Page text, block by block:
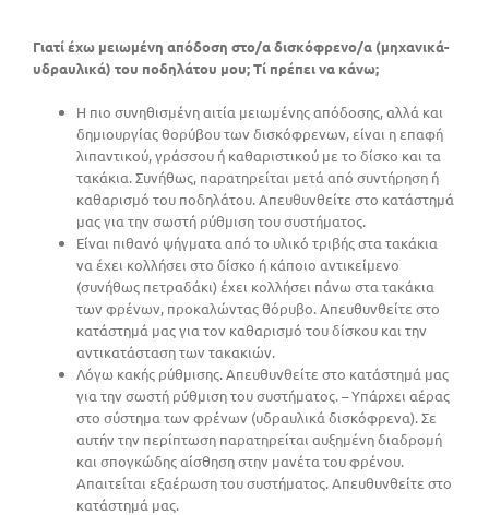
Γιατί έχω μειωμένη απόδοση στο/α δισκόφρενο/α (μηχανικά-
υδραυλικά) του ποδηλάτου μου; Τί πρέπει να κάνω;
Η πιο συνηθισμένη αιτία μειωμένης απόδοσης, αλλά και
δημιουργίας θορύβου των δισκόφρενων, είναι η επαφή
λιπαντικού, γράσσου ή καθαριστικού με το δίσκο και τα
τακάκια. Συνήθως, παρατηρείται μετά από συντήρηση ή
καθαρισμό του ποδηλάτου. Απευθυνθείτε στο κατάστημά
μας για την σωστή ρύθμιση του συστήματος.
Είναι πιθανό ψήγματα από το υλικό τριβής στα τακάκια
να έχει κολλήσει στο δίσκο ή κάποιο αντικείμενο
(συνήθως πετραδάκι) έχει κολλήσει πάνω στα τακάκια
των φρένων, προκαλώντας θόρυβο. Απευθυνθείτε στο
κατάστημά μας για τον καθαρισμό του δίσκου και την
αντικατάσταση των τακακιών.
Λόγω κακής ρύθμισης. Απευθυνθείτε στο κατάστημά μας
για την σωστή ρύθμιση του συστήματος. – Υπάρχει αέρας
στο σύστημα των φρένων (υδραυλικά δισκόφρενα). Σε
αυτήν την περίπτωση παρατηρείται αυξημένη διαδρομή
και σπογκώδης αίσθηση στην μανέτα του φρένου.
Απαιτείται εξαέρωση του συστήματος. Απευθυνθείτε στο
κατάστημά μας.